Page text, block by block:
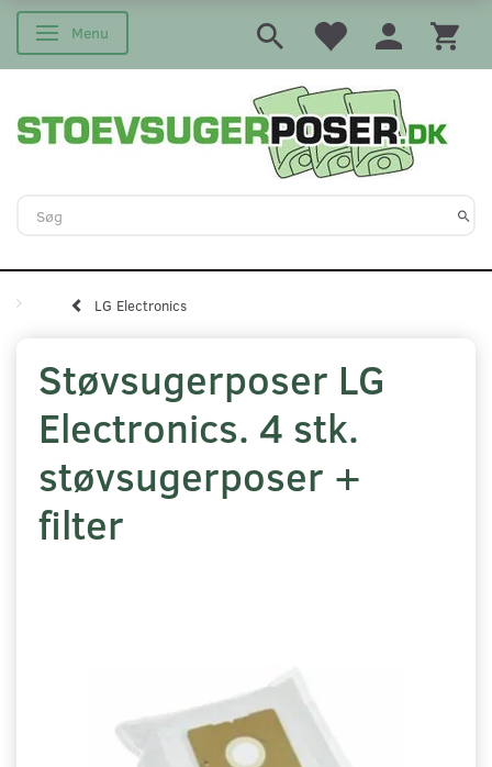
Skifte navigation
Menu
LG Electronics
Støvsugerposer LG
Electronics. 4 stk.
støvsugerposer +
filter